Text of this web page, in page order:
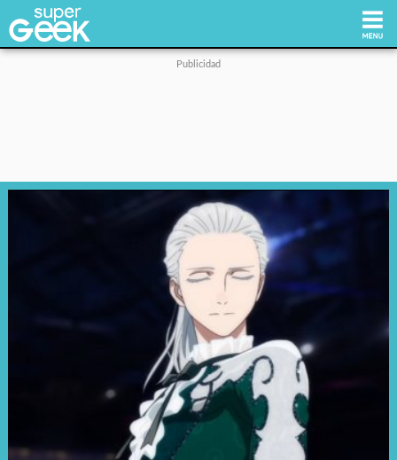
Tecnología
Streaming